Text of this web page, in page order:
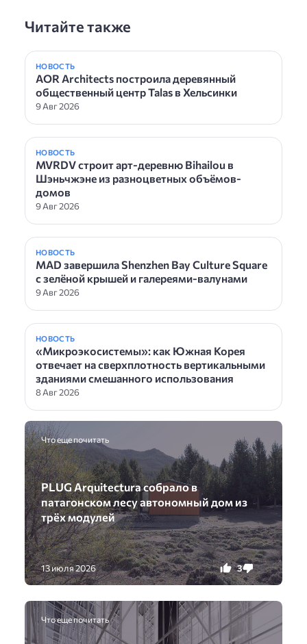
Читайте также
НОВОСТЬ
AOR Architects построила деревянный
общественный центр Talas в Хельсинки
9 Авг 2026
НОВОСТЬ
MVRDV строит арт-деревню Bihailou в
Шэньчжэне из разноцветных объёмов-
домов
9 Авг 2026
НОВОСТЬ
MAD завершила Shenzhen Bay Culture Square
с зелёной крышей и галереями-валунами
9 Авг 2026
НОВОСТЬ
«Микроэкосистемы»: как Южная Корея
отвечает на сверхплотность вертикальными
зданиями смешанного использования
8 Авг 2026
Что еще почитать
PLUG Arquitectura собрало в
патагонском лесу автономный дом из
трёх модулей
13 июля 2026 3 0
Что еще почитать